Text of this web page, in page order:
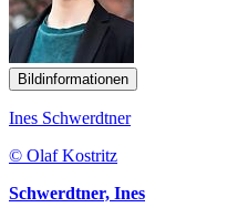
Bildinformationen
Ines Schwerdtner
© Olaf Kostritz
Schwerdtner, Ines